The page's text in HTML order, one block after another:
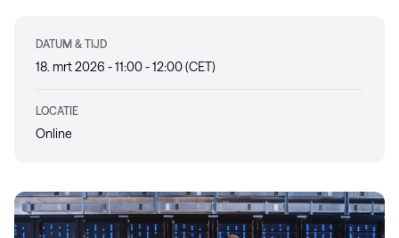
DATUM & TIJD
18. mrt 2026 - 11:00 - 12:00 (CET)
LOCATIE
Online